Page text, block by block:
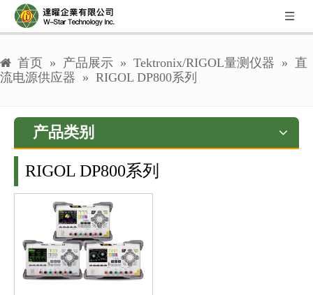
首页 » 产品展示 » Tektronix/RIGOL量测仪器 » 直
流电源供应器 » RIGOL DP800系列
产品类别
RIGOL DP800系列